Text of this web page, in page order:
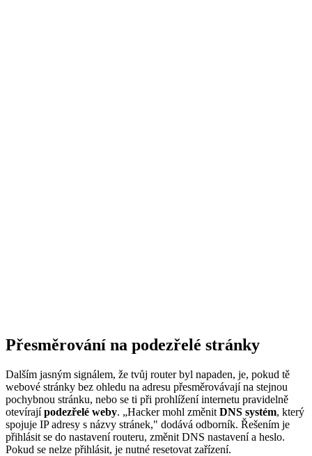
Přesměrování na podezřelé stránky
Dalším jasným signálem, že tvůj router byl napaden, je, pokud tě
webové stránky bez ohledu na adresu přesměrovávají na stejnou
pochybnou stránku, nebo se ti při prohlížení internetu pravidelně
otevírajípodezřelé weby. „Hacker mohl změnit DNS systém, který
spojuje IP adresy s názvy stránek," dodává odborník. Řešením je
přihlásit se do nastavení routeru, změnit DNS nastavení a heslo.
Pokud se nelze přihlásit, je nutné resetovat zařízení.